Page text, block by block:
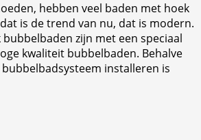
hebben veel baden met hoek
is de trend van nu, dat is modern.
zijn met een speciaal
kwaliteit bubbelbaden. Behalve
installeren is